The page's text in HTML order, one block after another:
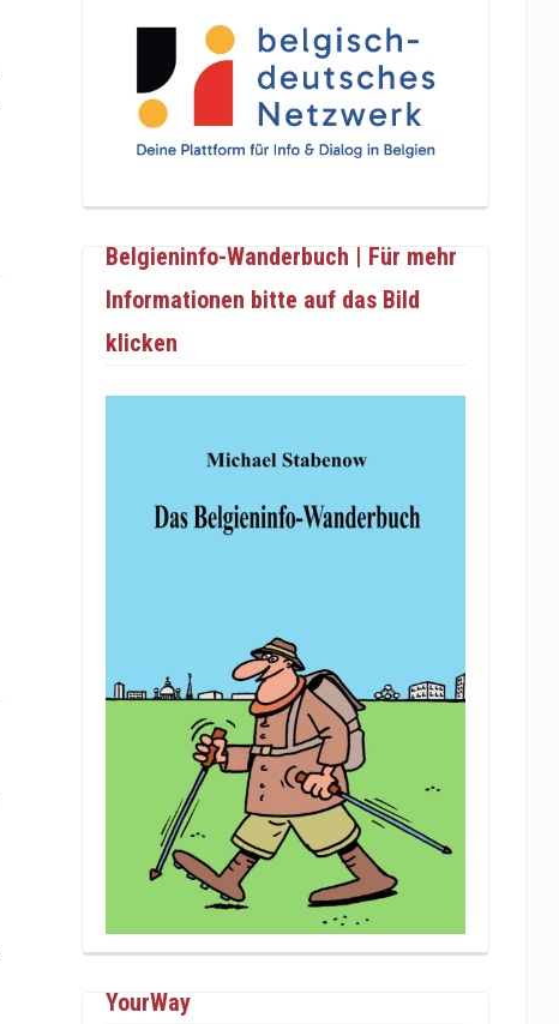
Belgieninfo-Wanderbuch | Für mehr
Informationen bitte auf das Bild
klicken
YourWay